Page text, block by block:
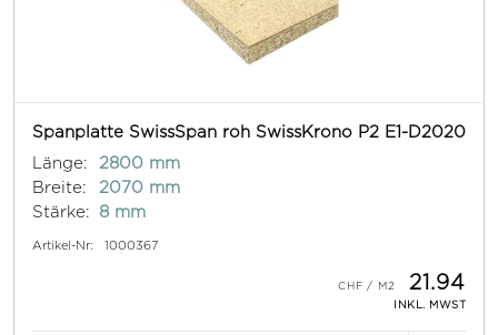
Spanplatte SwissSpan roh SwissKrono P2 E1-D2020
Länge:
2800 mm
Breite:
2070 mm
Stärke:
8 mm
Artikel-Nr: 1000367
21.94
INKL. MWST